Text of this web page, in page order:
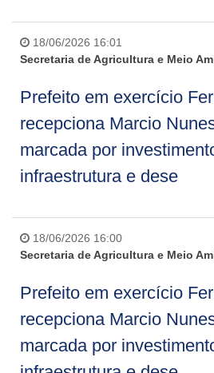
18/06/2026 16:01
Secretaria de Agricultura e Meio
Prefeito em exercício
recepciona Marcio
marcada por
infraestrutura e dese
18/06/2026 16:00
Secretaria de Agricultura e Meio
Prefeito em exercício
recepciona Marcio
marcada por